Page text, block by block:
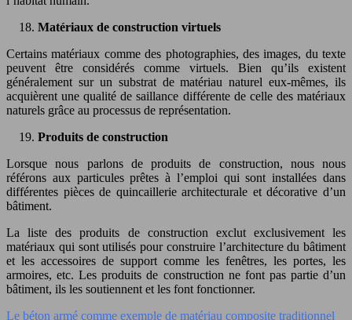
Matériaux de construction virtuels
Certains matériaux comme des photographies, des images, du texte
peuvent être considérés comme virtuels. Bien qu’ils existent
généralement sur un substrat de matériau naturel eux-mêmes, ils
acquièrent une qualité de saillance différente de celle des matériaux
naturels grâce au processus de représentation.
Produits de construction
Lorsque nous parlons de produits de construction, nous nous
référons aux particules prêtes à l’emploi qui sont installées dans
différentes pièces de quincaillerie architecturale et décorative d’un
bâtiment.
La liste des produits de construction exclut exclusivement les
matériaux qui sont utilisés pour construire l’architecture du bâtiment
et les accessoires de support comme les fenêtres, les portes, les
armoires, etc. Les produits de construction ne font pas partie d’un
bâtiment, ils les soutiennent et les font fonctionner.
Le béton armé comme exemple de matériau composite traditionnel